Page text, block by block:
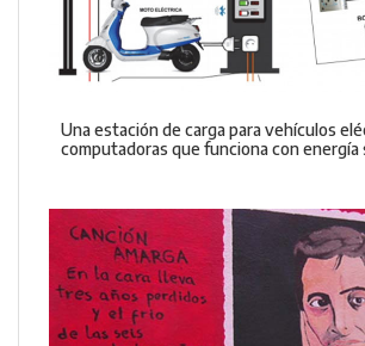
Una estación de carga para vehículos
computadoras que funciona con energía